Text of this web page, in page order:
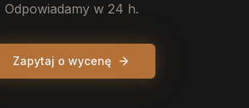
Odpowiadamy w 24 h.
Zapytaj o wycenę